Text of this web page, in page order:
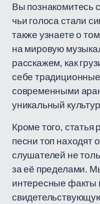
Вы познакомитесь
чьи голоса стали
также узнаете о
на мировую
расскажем, как
себе
современными
уникальный
Кроме того, статья
песни топ находят
слушателей не
за её пределами.
интересные факты